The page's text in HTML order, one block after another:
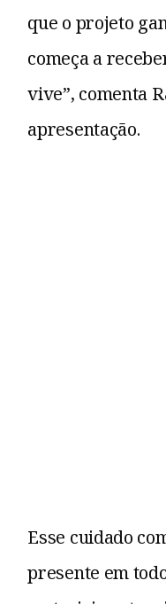
que o projeto
começa a
vive”, comenta
apresentação.
Esse cuidado
presente em